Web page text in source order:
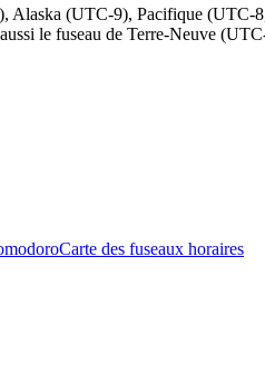
Alaska (UTC-9), Pacifique (UTC-
le fuseau de Terre-Neuve
Carte des fuseaux horaires